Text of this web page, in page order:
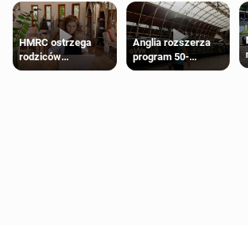
HMRC ostrzega
rodziców
pobierających Child
Anglia rozszerza
program 50-
procentowych